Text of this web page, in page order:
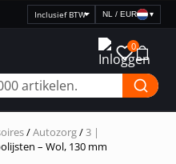
Selecteer
prijsweergave
NL / EUR ▾
0
/Autozorg/3 |
– Wol, 130 mm